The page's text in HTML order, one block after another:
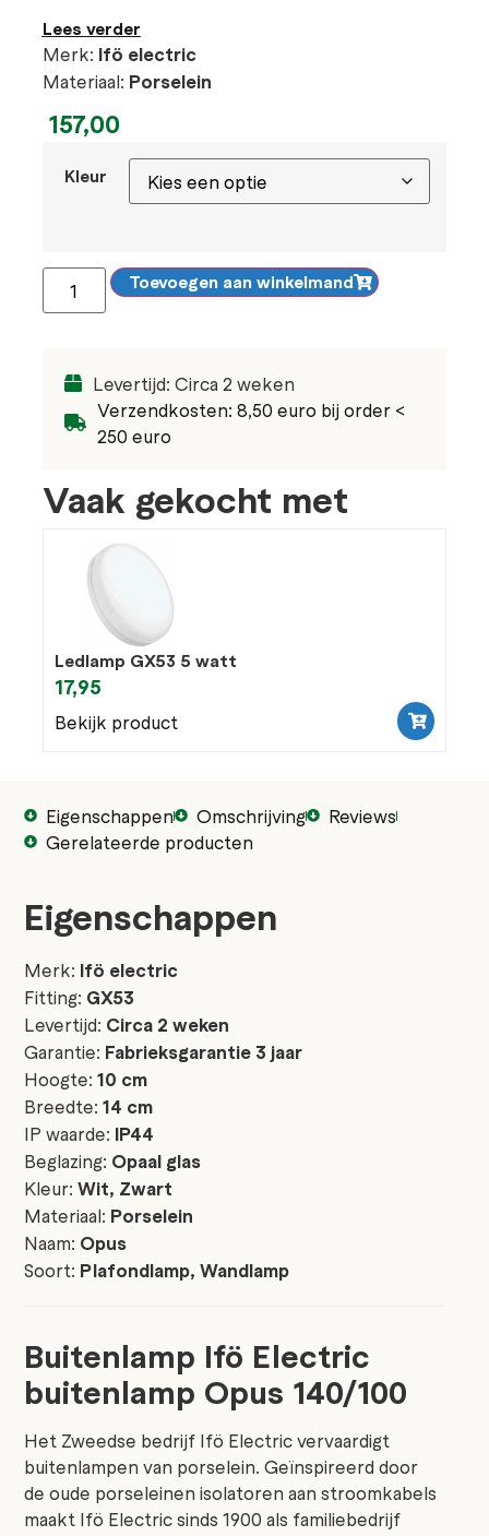
Lees verder
Merk: Ifö electric
Materiaal: Porselein
157,00
Kleur
Toevoegen aan winkelmand
Levertijd: Circa 2 weken
Verzendkosten: 8,50 euro bij order <
250 euro
Vaak gekocht met
Ledlamp GX53 5 watt
17,95
Bekijk product
Eigenschappen Omschrijving
Reviews
Gerelateerde producten
Eigenschappen
Merk: Ifö electric
Fitting: GX53
Levertijd: Circa 2 weken
Garantie: Fabrieksgarantie 3 jaar
Hoogte:10 cm
Breedte:14 cm
IP waarde: IP44
Beglazing: Opaal glas
Kleur:Wit, Zwart
Materiaal: Porselein
Naam: Opus
Soort: Plafondlamp, Wandlamp
Buitenlamp Ifö Electric
buitenlamp Opus 140/100
Het Zweedse bedrijf Ifö Electric vervaardigt
buitenlampen van porselein. Geïnspireerd door
de oude porseleinen isolatoren aan stroomkabels
maakt Ifö Electric sinds 1900 als familiebedrijf